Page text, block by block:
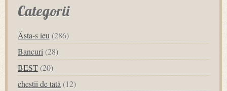
Categorii
Ăsta-s ieu (286)
Bancuri (28)
BEST (20)
chestii de tată (12)